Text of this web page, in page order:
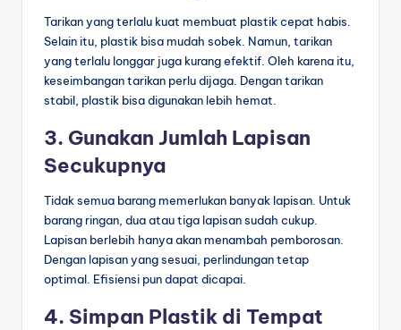
Tarikan yang terlalu kuat membuat plastik cepat habis.
Selain itu, plastik bisa mudah sobek. Namun, tarikan
yang terlalu longgar juga kurang efektif. Oleh karena itu,
keseimbangan tarikan perlu dijaga. Dengan tarikan
stabil, plastik bisa digunakan lebih hemat.
3. Gunakan Jumlah Lapisan
Secukupnya
Tidak semua barang memerlukan banyak lapisan. Untuk
barang ringan, dua atau tiga lapisan sudah cukup.
Lapisan berlebih hanya akan menambah pemborosan.
Dengan lapisan yang sesuai, perlindungan tetap
optimal. Efisiensi pun dapat dicapai.
4. Simpan Plastik di Tempat